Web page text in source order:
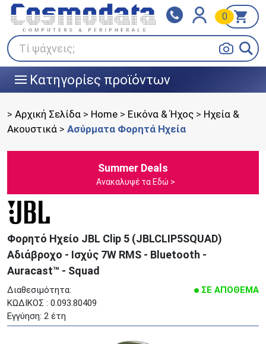
Τί ψάχνεις;
0
||| Κατηγορίες προϊόντων
Klarna
Πληρώστε σε 3
άτοκες δόσεις
BOX NOW
> Αρχική Σελίδα > Home > Εικόνα & Ήχος > Ηχεία &
Ακουστικά > Ασύρματα Φορητά Ηχεία
Summer Deals
Ανακαλυψέ τα Εδώ >
Φορητό Ηχείο JBL Clip 5 (JBLCLIP5SQUAD)
Αδιάβροχο - Ισχύς 7W RMS - Bluetooth -
Auracast™ - Squad
Διαθεσιμότητα:
ΣΕ ΑΠΟΘΕΜΑ
ΚΩΔΙΚΟΣ : 0.093.80409
Εγγύηση: 2 έτη